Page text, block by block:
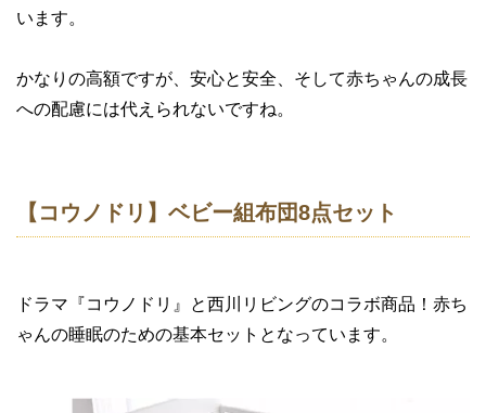
います。
かなりの高額ですが、安心と安全、そして赤ちゃんの成長
への配慮には代えられないですね。
【コウノドリ】ベビー組布団8点セット
ドラマ『コウノドリ』と西川リビングのコラボ商品！赤ち
ゃんの睡眠のための基本セットとなっています。